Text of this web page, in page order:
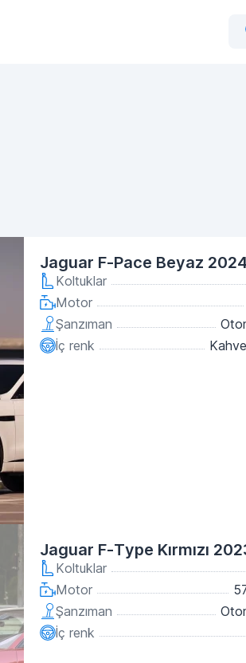
Jaguar F-Pace Beyaz
Koltuklar
Motor
Şanzıman
İç renk
Jaguar F-Type Kırmızı
Koltuklar
Motor
Şanzıman
İç renk